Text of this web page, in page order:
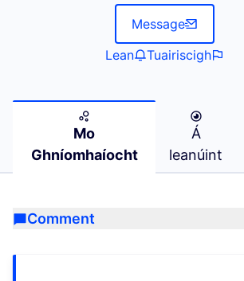
Message
Lean
Tuairiscigh
Mo
Ghníomhaíocht
Á
leanúint
Comment